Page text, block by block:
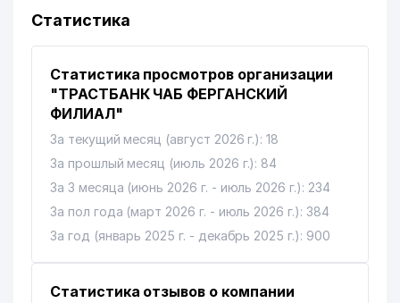
Статистика
Статистика просмотров организации
"ТРАСТБАНК ЧАБ ФЕРГАНСКИЙ
ФИЛИАЛ"
За текущий месяц (август 2026 г.): 18
За прошлый месяц (июль 2026 г.): 84
За 3 месяца (июнь 2026 г. - июль 2026 г.): 234
За пол года (март 2026 г. - июль 2026 г.): 384
За год (январь 2025 г. - декабрь 2025 г.): 900
Статистика отзывов о компании